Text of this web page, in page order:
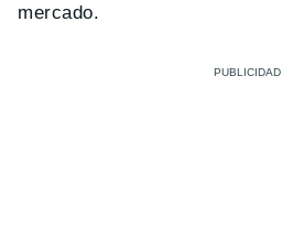
mercado.